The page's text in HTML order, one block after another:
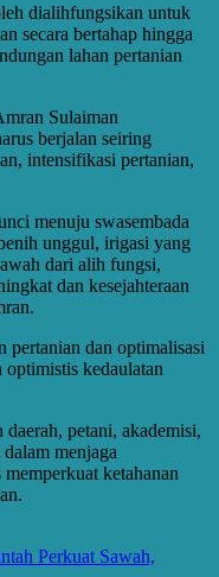
dialihfungsikan untuk
secara bertahap hingga
lahan pertanian
Sulaiman
berjalan seiring
intensifikasi pertanian,
menuju swasembada
unggul, irigasi yang
dari alih fungsi,
dan kesejahteraan
pertanian dan optimalisasi
optimistis kedaulatan
petani, akademisi,
menjaga
ketahanan
Perkuat Sawah,